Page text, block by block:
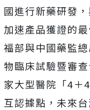
國進行新藥研發
加速產品獲證的
福部與中國藥監
物臨床試驗暨審
家大型醫院「4＋
互認據點，未來